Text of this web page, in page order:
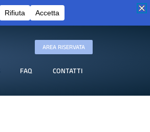
AREA RISERVATA
FAQ CONTATTI